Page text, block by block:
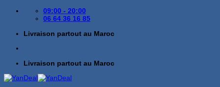
Passer
09:00 - 20:00
06 64 36 16 85
Livraison partout au Maroc
Livraison partout au Maroc